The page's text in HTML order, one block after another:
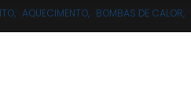
, AQUECIMENTO, BOMBAS DE CALOR,